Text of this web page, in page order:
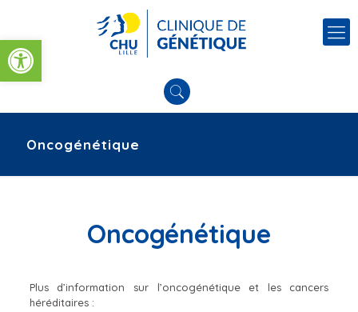
Ouvrir la barre d’outils
Oncogénétique
Oncogénétique
Plus d’information sur l’oncogénétique et les cancers
héréditaires :